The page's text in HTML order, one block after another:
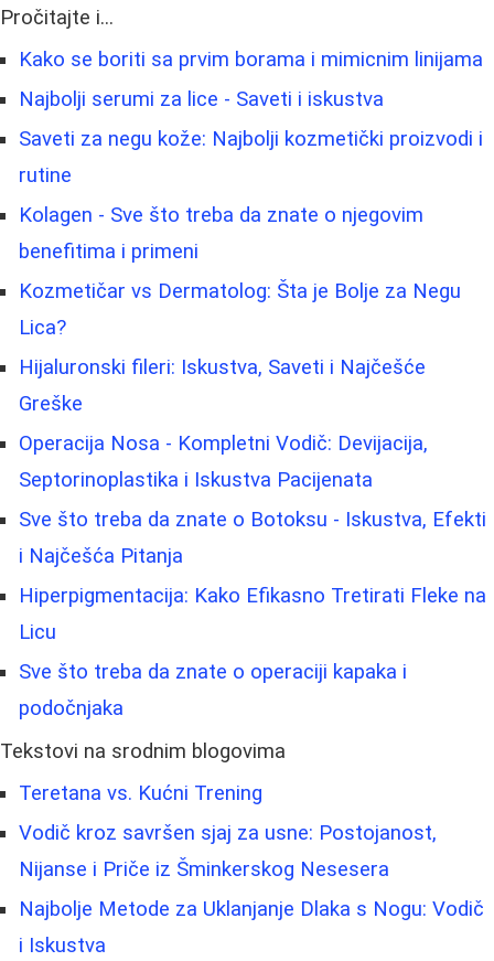
Pročitajte i...
Kako se boriti sa prvim borama i mimicnim linijama
Najbolji serumi za lice - Saveti i iskustva
Saveti za negu kože: Najbolji kozmetički proizvodi i
rutine
Kolagen - Sve što treba da znate o njegovim
benefitima i primeni
Kozmetičar vs Dermatolog: Šta je Bolje za Negu
Lica?
Hijaluronski fileri: Iskustva, Saveti i Najčešće
Greške
Operacija Nosa - Kompletni Vodič: Devijacija,
Septorinoplastika i Iskustva Pacijenata
Sve što treba da znate o Botoksu - Iskustva, Efekti
i Najčešća Pitanja
Hiperpigmentacija: Kako Efikasno Tretirati Fleke na
Licu
Sve što treba da znate o operaciji kapaka i
podočnjaka
Tekstovi na srodnim blogovima
Teretana vs. Kućni Trening
Vodič kroz savršen sjaj za usne: Postojanost,
Nijanse i Priče iz Šminkerskog Nesesera
Najbolje Metode za Uklanjanje Dlaka s Nogu: Vodič
i Iskustva